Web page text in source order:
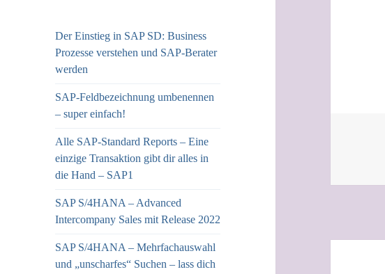
Der Einstieg in SAP SD: Business
Prozesse verstehen und SAP-Berater
werden
SAP-Feldbezeichnung umbenennen
– super einfach!
Alle SAP-Standard Reports – Eine
einzige Transaktion gibt dir alles in
die Hand – SAP1
SAP S/4HANA – Advanced
Intercompany Sales mit Release 2022
SAP S/4HANA – Mehrfachauswahl
und „unscharfes“ Suchen – lass dich